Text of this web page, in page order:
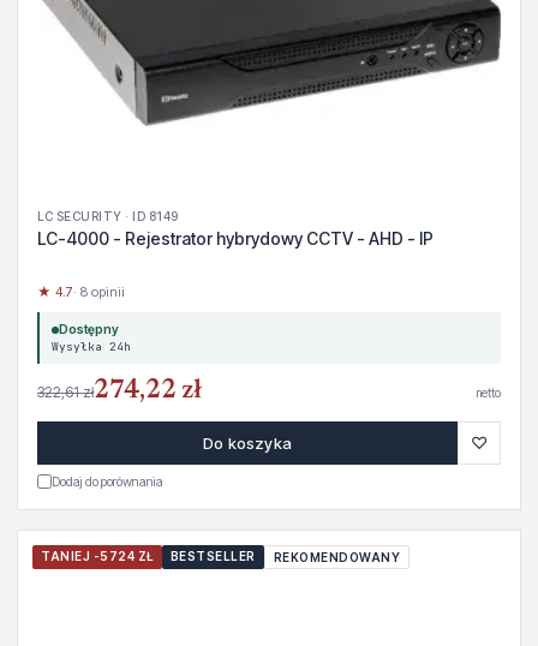
LC SECURITY · ID 8149
LC-4000 - Rejestrator hybrydowy CCTV - AHD - IP
★ 4.7· 8 opinii
Dostępny
Wysyłka 24h
322,61 zł274,22 zł netto
Do koszyka ♡
Dodaj do porównania
TANIEJ -5724 ZŁ BESTSELLER REKOMENDOWANY